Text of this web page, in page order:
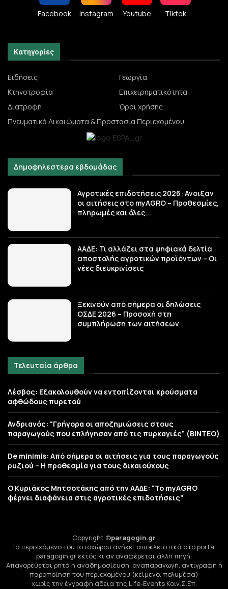
Facebook Instagram Youtube Tiktok
Κατηγορίες
Ειδήσεις
Γεωργία
Κτηνοτροφία
Επιχειρηματικότητα
Διατροφή
Όροι χρήσης
Πνευματικά Δικαιώματα & Προστασία Περιεχομένου
Δημοφηλεστερα εβδομάδας
Αγροτικές επιδοτήσεις 2026: Ανοιξαν
οι αιτήσεις στο myAGRO – Προθεσμίες,
πληρωμές και όλες...
ΑΑΔΕ: Τι αλλάζει στα ψηφιακά δελτία
αποστολής αγροτικών προϊόντων – Οι
νέες διευκρινίσεις
Ξεκινούν από σήμερα οι δηλώσεις
ΟΣΔΕ 2026 – Προσοχή στη
συμπλήρωση των αιτήσεων
Τελευταία άρθρα
Λέσβος: Εξακολουθούν να εντοπίζονται κρούσματα
αφθώδους πυρετού
Ανδριανός: “Γρήγορα οι αποζημιώσεις στους
παραγωγούς που επλήγησαν από τις πυρκαγιές” (BINTEO)
De minimis: Από σήμερα οι αιτήσεις για τους παραγωγούς
ρυζιού – Η προθεσμία για τους δικαιούχους
Ο Κυριάκος Μητσοτάκης από την ΑΑΔΕ: “Το myAGRO
φέρνει διαφάνεια στις αγροτικές επιδοτήσεις”
Copyright ©paragogin.gr
Το περιεχόμενο του ιστοχώρου ανήκει αποκλειστικά στο portal
paragogin.gr εκτός κι αν αναφέρεται άλλη πηγή.
Απαγορεύεται ρητά η αναδημοσίευση, αναπαραγωγή, αντιγραφή ή
παραποίηση του περιεχομένου (κείμενο, πολυμέσα)
χωρίς την έγγραφη άδεια της Life-Events Κοιν.Σ.Επ.